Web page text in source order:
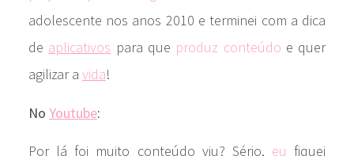
adolescente nos anos 2010 e terminei com a dica
de aplicativos para que produz conteúdo e quer
agilizar a vida!
No Youtube:
Por lá foi muito conteúdo viu? Sério, eu fiquei